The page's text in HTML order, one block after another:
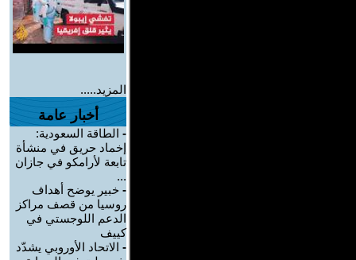
المزيد.....
أخبار عامة
- الطاقة السعودية:
إخماد حريق في منشأة
تابعة لأرامكو في جازان
...
- خبير يوضح أهداف
روسيا من قصف مراكز
الدعم اللوجستي في
كييف
- الاتحاد الأوروبي يشدّد